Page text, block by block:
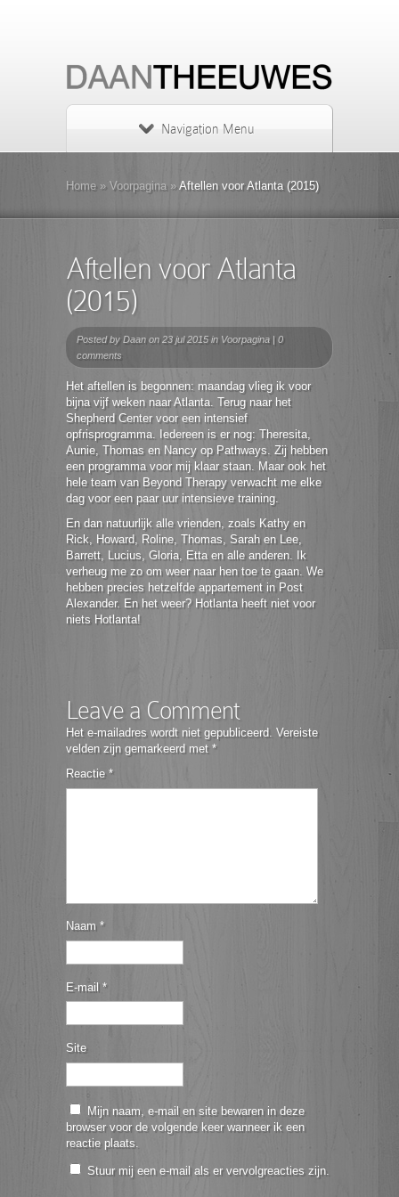
Navigation Menu
Home » Voorpagina » Aftellen voor Atlanta (2015)
Aftellen voor Atlanta
(2015)
Posted by Daan on 23 jul 2015 in Voorpagina | 0
comments
Het aftellen is begonnen: maandag vlieg ik voor
bijna vijf weken naar Atlanta. Terug naar het
Shepherd Center voor een intensief
opfrisprogramma. Iedereen is er nog: Theresita,
Aunie, Thomas en Nancy op Pathways. Zij hebben
een programma voor mij klaar staan. Maar ook het
hele team van Beyond Therapy verwacht me elke
dag voor een paar uur intensieve training.
En dan natuurlijk alle vrienden, zoals Kathy en
Rick, Howard, Roline, Thomas, Sarah en Lee,
Barrett, Lucius, Gloria, Etta en alle anderen. Ik
verheug me zo om weer naar hen toe te gaan. We
hebben precies hetzelfde appartement in Post
Alexander. En het weer? Hotlanta heeft niet voor
niets Hotlanta!
Leave a Comment
Het e-mailadres wordt niet gepubliceerd. Vereiste
velden zijn gemarkeerd met *
Reactie *
Naam *
E-mail *
Site
Mijn naam, e-mail en site bewaren in deze
browser voor de volgende keer wanneer ik een
reactie plaats.
Stuur mij een e-mail als er vervolgreacties zijn.